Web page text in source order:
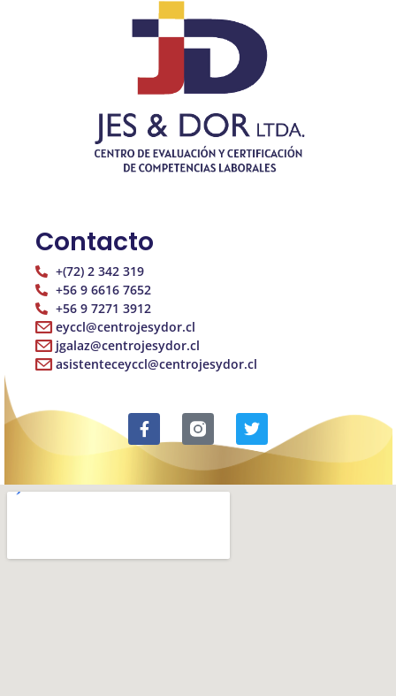
Contacto
+(72) 2 342 319
+56 9 6616 7652
+56 9 7271 3912
eyccl@centrojesydor.cl
jgalaz@centrojesydor.cl
asistenteceyccl@centrojesydor.cl